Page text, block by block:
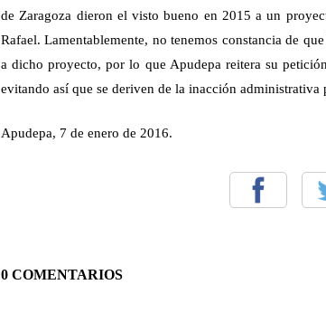
de Zaragoza dieron el visto bueno en 2015 a un
Rafael. Lamentablemente, no tenemos constancia de
a dicho proyecto, por lo que Apudepa reitera su
evitando así que se deriven de la inacción administrativa
Apudepa, 7 de enero de 2016.
0 COMENTARIOS